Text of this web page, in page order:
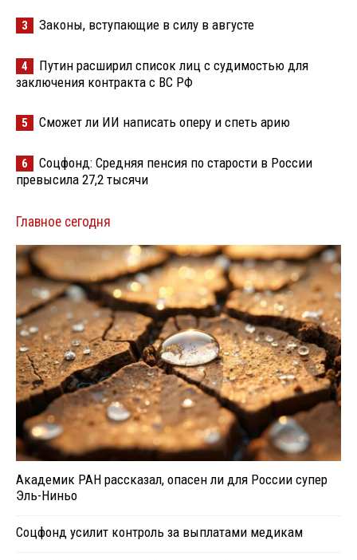
3 Законы, вступающие в силу в августе
4
Путин расширил список лиц с судимостью для
заключения контракта с ВС РФ
5 Сможет ли ИИ написать оперу и спеть арию
6
Соцфонд: Средняя пенсия по старости в России
превысила 27,2 тысячи
Главное сегодня
Академик РАН рассказал, опасен ли для России супер
Эль-Ниньо
Соцфонд усилит контроль за выплатами медикам